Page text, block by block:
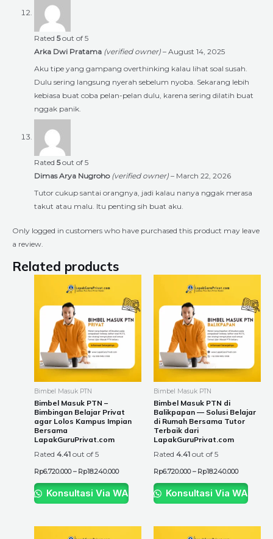
Rated 5out of 5
Arka Dwi Pratama (verified owner) – August 14, 2025
Aku tipe yang gampang overthinking kalau lihat soal susah.
Dulu sering langsung nyerah sebelum nyoba. Sekarang lebih
kebiasa buat coba pelan-pelan dulu, karena sering dilatih buat
nggak panik.
Rated 5out of 5
Dimas Arya Nugroho (verified owner) – March 22, 2026
Tutor cukup santai orangnya, jadi kalau nanya nggak merasa
takut atau malu. Itu penting sih buat aku.
Only logged in customers who have purchased this product may leave
a review.
Related products
Bimbel Masuk PTN
Bimbel Masuk PTN –
Bimbingan Belajar Privat
agar Lolos Kampus Impian
Bersama
LapakGuruPrivat.com
Rated 4.41 out of 5
Rp6.720.000 – Rp18.240.000
through
Rp18.240.000
has
multiple
variants.
The
on
Konsultasi Via WA
Bimbel Masuk PTN
Bimbel Masuk PTN di
Balikpapan — Solusi Belajar
di Rumah Bersama Tutor
Terbaik dari
LapakGuruPrivat.com
Rated 4.41 out of 5
Rp6.720.000 – Rp18.240.000
through
has
multiple
variants.
The
on
Konsultasi Via WA